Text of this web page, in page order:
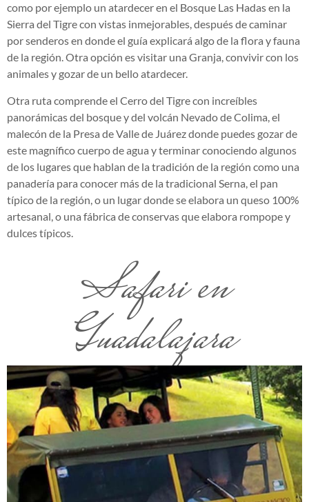
como por ejemplo un atardecer en el Bosque Las Hadas en la
Sierra del Tigre con vistas inmejorables, después de caminar
por senderos en donde el guía explicará algo de la flora y fauna
de la región. Otra opción es visitar una Granja, convivir con los
animales y gozar de un bello atardecer.
Otra ruta comprende el Cerro del Tigre con increíbles
panorámicas del bosque y del volcán Nevado de Colima, el
malecón de la Presa de Valle de Juárez donde puedes gozar de
este magnífico cuerpo de agua y terminar conociendo algunos
de los lugares que hablan de la tradición de la región como una
panadería para conocer más de la tradicional Serna, el pan
típico de la región, o un lugar donde se elabora un queso 100%
artesanal, o una fábrica de conservas que elabora rompope y
dulces típicos.
Safari en
Guadalajara